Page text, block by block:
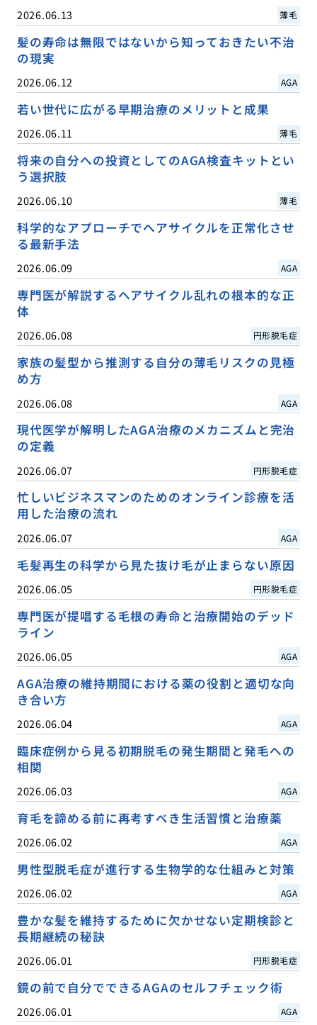
2026.06.13 薄毛
髪の寿命は無限ではないから知っておきたい不治
の現実
2026.06.12 AGA
若い世代に広がる早期治療のメリットと成果
2026.06.11 薄毛
将来の自分への投資としてのAGA検査キットとい
う選択肢
2026.06.10 薄毛
科学的なアプローチでヘアサイクルを正常化させ
る最新手法
2026.06.09 AGA
専門医が解説するヘアサイクル乱れの根本的な正
体
2026.06.08 円形脱毛症
家族の髪型から推測する自分の薄毛リスクの見極
め方
2026.06.08 AGA
現代医学が解明したAGA治療のメカニズムと完治
の定義
2026.06.07 円形脱毛症
忙しいビジネスマンのためのオンライン診療を活
用した治療の流れ
2026.06.07 AGA
毛髪再生の科学から見た抜け毛が止まらない原因
2026.06.05 円形脱毛症
専門医が提唱する毛根の寿命と治療開始のデッド
ライン
2026.06.05 AGA
AGA治療の維持期間における薬の役割と適切な向
き合い方
2026.06.04 AGA
臨床症例から見る初期脱毛の発生期間と発毛への
相関
2026.06.03 AGA
育毛を諦める前に再考すべき生活習慣と治療薬
2026.06.02 AGA
男性型脱毛症が進行する生物学的な仕組みと対策
2026.06.02 AGA
豊かな髪を維持するために欠かせない定期検診と
長期継続の秘訣
2026.06.01 円形脱毛症
鏡の前で自分でできるAGAのセルフチェック術
2026.06.01 AGA